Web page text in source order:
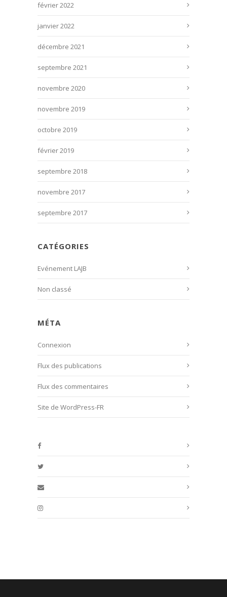
février 2022
janvier 2022
décembre 2021
septembre 2021
novembre 2020
novembre 2019
octobre 2019
février 2019
septembre 2018
novembre 2017
septembre 2017
CATÉGORIES
Evénement LAJB
Non classé
MÉTA
Connexion
Flux des publications
Flux des commentaires
Site de WordPress-FR